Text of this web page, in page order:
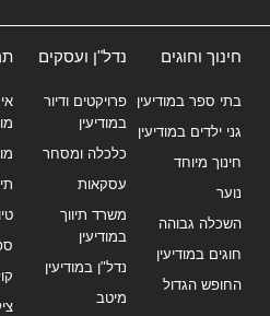
חינוך וחוגים
בתי ספר במודיעין
גני ילדים במודיעין
חינוך מיוחד
נוער
השכלה גבוהה
חוגים במודיעין
החופש הגדול
נדל"ן ועסקים
פרויקטים ודיור
במודיעין
כלכלה ומסחר
עסקאות
משרד תיווך
במודיעין
נדל"ן במודיעין
מיטב